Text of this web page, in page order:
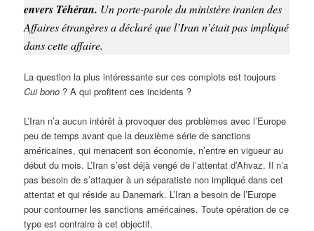
envers Téhéran. Un porte-parole du ministère iranien des
Affaires étrangères a déclaré que l’Iran n’était pas impliqué
dans cette affaire.
La question la plus intéressante sur ces complots est toujours
Cui bono ? A qui profitent ces incidents ?
L’Iran n’a aucun intérêt à provoquer des problèmes avec l’Europe
peu de temps avant que la deuxième série de sanctions
américaines, qui menacent son économie, n’entre en vigueur au
début du mois. L’Iran s’est déjà vengé de l’attentat d’Ahvaz. Il n’a
pas besoin de s’attaquer à un séparatiste non impliqué dans cet
attentat et qui réside au Danemark. L’Iran a besoin de l’Europe
pour contourner les sanctions américaines. Toute opération de ce
type est contraire à cet objectif.